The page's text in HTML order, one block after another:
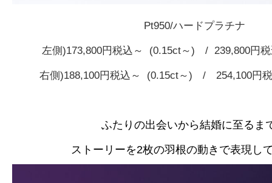
Pt950/ハードプラチナ
左側)173,800円税込～ (0.15ct～) / 239,800
右側)188,100円税込～ (0.15ct～) / 254,100
ふたりの出会いから結婚に至るま
ストーリーを2枚の羽根の動きで表現し